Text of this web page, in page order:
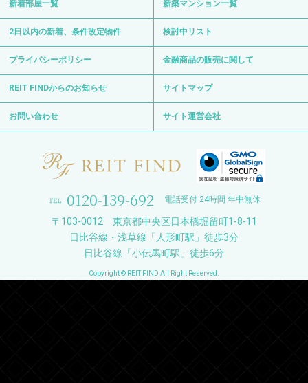
新着部屋一覧 新築マンション一覧
2日以内の新着、条件改定物件 検討中リスト
プライバシーポリシー 金融商品の販売に関して
REIT FINDからのお知らせ サイトマップ
お問い合わせ サイト運営会社
0120-139-692 電話受付 24時間 年中無休
〒103-0012 東京都中央区日本橋堀留町1-8-11
日比谷線・浅草線「人形町駅」徒歩3分
日比谷線「小伝馬町駅」徒歩6分
Copyright © REIT FIND All Right Reserved.